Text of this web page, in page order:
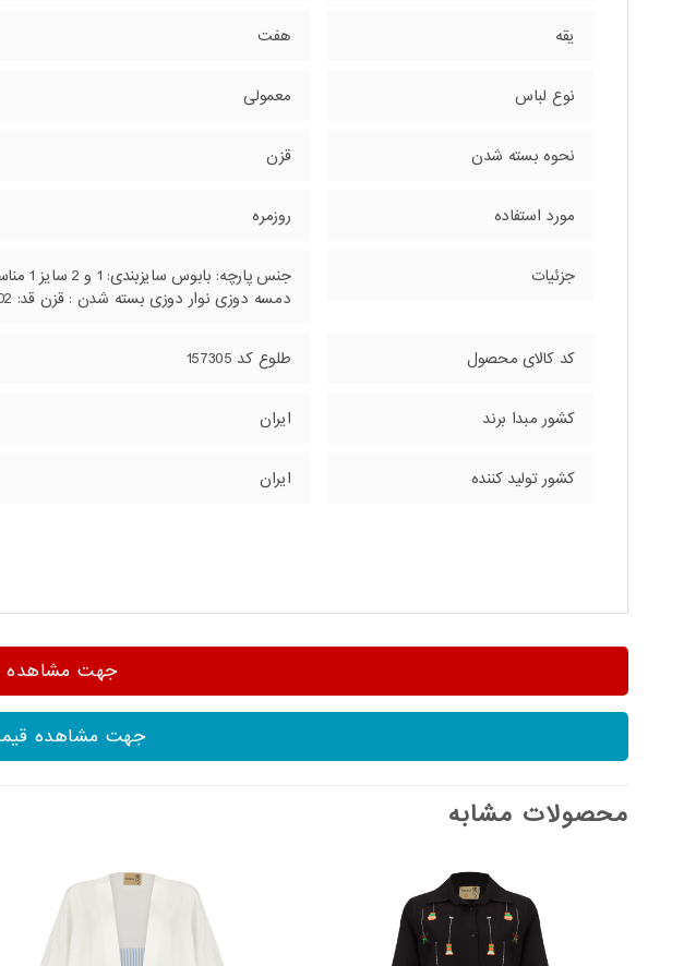
یقه هفت
نوع لباس معمولی
نحوه بسته شدن قزن
مورد استفاده روزمره
جزئیات
دمسه دوزی نوار دوزی بسته شدن : قزن قد: 102
کد کالای محصول طلوع کد 157305
کشور مبدا برند ایران
کشور تولید کننده ایران
جهت مشاهده
جهت مشاهده
محصولات مشابه